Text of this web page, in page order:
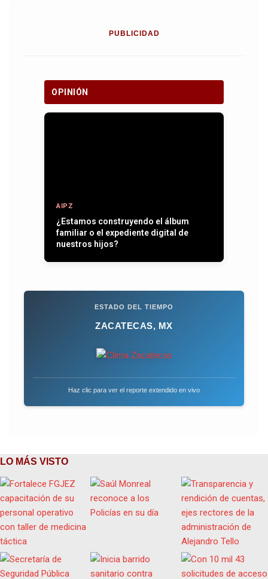
PUBLICIDAD
OPINIÓN
AIPZ
Entre plumas, operativos y la paz que
se quiere recuperar
ESTADO DEL TIEMPO
ZACATECAS, MX
Haz clic para ver el reporte extendido en vivo
LO MÁS VISTO